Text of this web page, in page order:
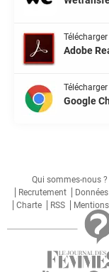
Télécharger
Adobe
Télécharger
Google
Qui sommes-nous ?
Recrutement
Charte
RSS